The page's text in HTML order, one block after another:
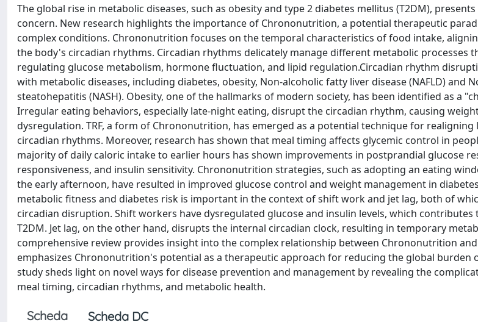
The global rise in metabolic diseases, such as obesity and type 2 diabetes mellitus (T2DM),
concern. New research highlights the importance of Chrononutrition, a potential therapeutic
complex conditions. Chrononutrition focuses on the temporal characteristics of food intake,
the body's circadian rhythms. Circadian rhythms delicately manage different metabolic processes
regulating glucose metabolism, hormone fluctuation, and lipid regulation.Circadian rhythm
with metabolic diseases, including diabetes, obesity, Non-alcoholic fatty liver disease (NAFLD) and
steatohepatitis (NASH). Obesity, one of the hallmarks of modern society, has been identified as a
Irregular eating behaviors, especially late-night eating, disrupt the circadian rhythm, causing
dysregulation. TRF, a form of Chrononutrition, has emerged as a potential technique for
circadian rhythms. Moreover, research has shown that meal timing affects glycemic control in
majority of daily caloric intake to earlier hours has shown improvements in postprandial glucose
responsiveness, and insulin sensitivity. Chrononutrition strategies, such as adopting an eating
the early afternoon, have resulted in improved glucose control and weight management in
metabolic fitness and diabetes risk is important in the context of shift work and jet lag, both of
circadian disruption. Shift workers have dysregulated glucose and insulin levels, which contributes
T2DM. Jet lag, on the other hand, disrupts the internal circadian clock, resulting in temporary
comprehensive review provides insight into the complex relationship between Chrononutrition
emphasizes Chrononutrition's potential as a therapeutic approach for reducing the global burden
study sheds light on novel ways for disease prevention and management by revealing the
meal timing, circadian rhythms, and metabolic health.
Scheda Scheda DC